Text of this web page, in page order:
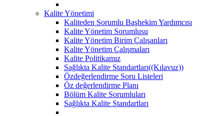
Kalite Yönetimi
Kaliteden Sorumlu Başhekim Yardımcısı
Kalite Yönetim Sorumlusu
Kalite Yönetim Birim Çalışanları
Kalite Yönetim Çalışmaları
Kalite Politikamız
Sağlıkta Kalite Standartları((Kılavuz))
Özdeğerlendirme Soru Listeleri
Öz değerlendirme Planı
Bölüm Kalite Sorumluları
Sağlıkta Kalite Standartları